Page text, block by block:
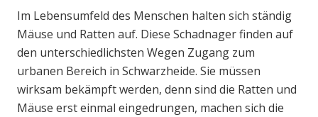
Im Lebensumfeld des Menschen halten sich ständig
Mäuse und Ratten auf. Diese Schadnager finden auf
den unterschiedlichsten Wegen Zugang zum
urbanen Bereich in Schwarzheide. Sie müssen
wirksam bekämpft werden, denn sind die Ratten und
Mäuse erst einmal eingedrungen, machen sich die